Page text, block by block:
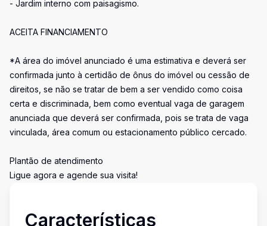
- Jardim interno com paisagismo.
ACEITA FINANCIAMENTO
*A área do imóvel anunciado é uma estimativa e deverá ser
confirmada junto à certidão de ônus do imóvel ou cessão de
direitos, se não se tratar de bem a ser vendido como coisa
certa e discriminada, bem como eventual vaga de garagem
anunciada que deverá ser confirmada, pois se trata de vaga
vinculada, área comum ou estacionamento público cercado.
Plantão de atendimento
Ligue agora e agende sua visita!
Características